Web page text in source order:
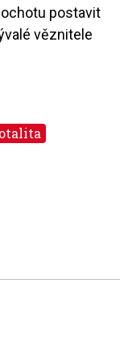
postavit
věznitele